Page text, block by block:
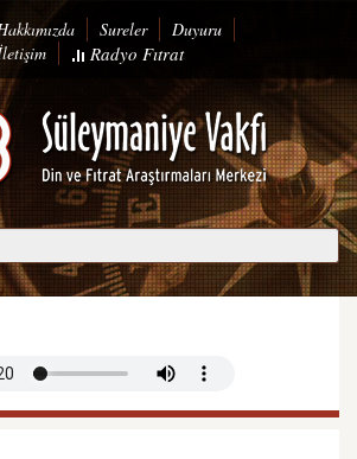
Sureler
Duyuru
Radyo Fıtrat